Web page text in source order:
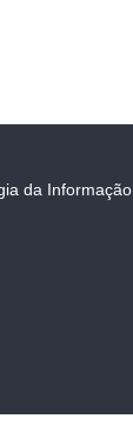
da Informação